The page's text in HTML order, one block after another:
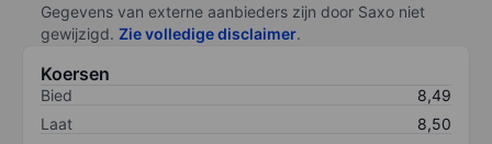
Gegevens van externe aanbieders zijn door Saxo niet
gewijzigd. Zie volledige disclaimer.
Koersen
Bied
8,49
Laat
8,50